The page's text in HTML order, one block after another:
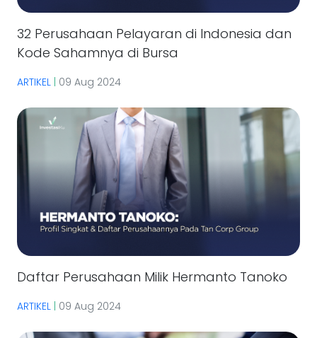
32 Perusahaan Pelayaran di Indonesia dan
Kode Sahamnya di Bursa
ARTIKEL | 09 Aug 2024
Daftar Perusahaan Milik Hermanto Tanoko
ARTIKEL 09 Aug 2024